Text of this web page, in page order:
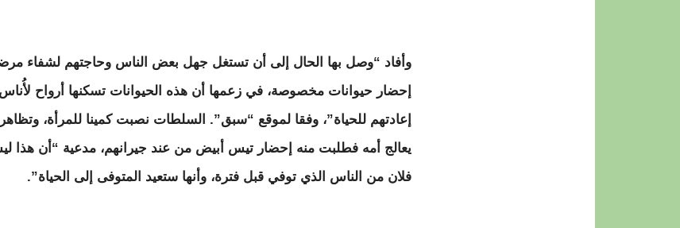
وأفاد “وصل بها الحال إلى أن تستغل جهل بعض الناس وحاجتهم لشفاء
إحضار حيوانات مخصوصة، في زعمها أن هذه الحيوانات تسكنها أرواح لأُناس
إعادتهم للحياة”، وفقا لموقع “سبق”. السلطات نصبت كمينا للمرأة،
يعالج أمه فطلبت منه إحضار تيس أبيض من عند جيرانهم، مدعية “أن هذا
فلان من الناس الذي توفي قبل فترة، وأنها ستعيد المتوفى إلى الحياة”.